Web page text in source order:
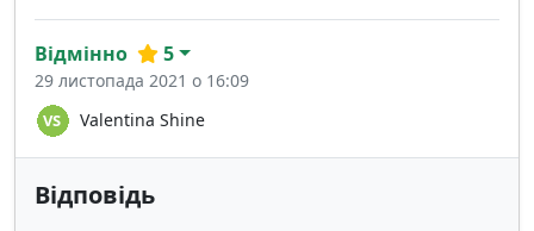
Valentina Shine
Відмінно 5
29 листопада 2021 о 16:09
Відповідь